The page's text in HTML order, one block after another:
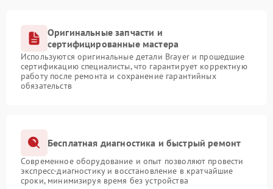
Оригинальные запчасти и
сертифицированные мастера
Используются оригинальные детали Brayer и прошедшие
сертификацию специалисты, что гарантирует корректную
работу после ремонта и сохранение гарантийных
обязательств
Бесплатная диагностика и быстрый ремонт
Современное оборудование и опыт позволяют провести
экспресс-диагностику и восстановление в кратчайшие
сроки, минимизируя время без устройства